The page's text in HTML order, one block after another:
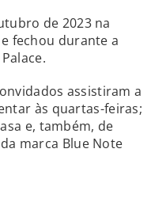
de 2023 na
fechou durante a
assistiram a
às quartas-feiras;
e, também, de
marca Blue Note